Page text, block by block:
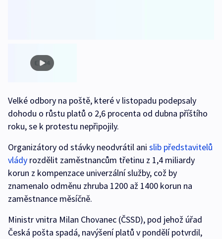
Velké odbory na poště, které v listopadu podepsaly
dohodu o růstu platů o 2,6 procenta od dubna příštího
roku, se k protestu nepřipojily.
Organizátory od stávky neodvrátil ani slib představitelů
vlády rozdělit zaměstnancům třetinu z 1,4 miliardy
korun z kompenzace univerzální služby, což by
znamenalo odměnu zhruba 1200 až 1400 korun na
zaměstnance měsíčně.
Ministr vnitra Milan Chovanec (ČSSD), pod jehož úřad
Česká pošta spadá, navýšení platů v pondělí potvrdil,